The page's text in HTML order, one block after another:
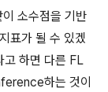
소수점을 기반
표가 될 수 있겠
하면 다른 FL
하는 것이